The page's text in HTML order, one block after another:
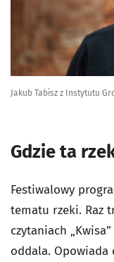
Jakub Tabisz z Instytutu
Gdzie ta
Festiwalowy
tematu rzeki. Raz
czytaniach
oddala. Opowiada